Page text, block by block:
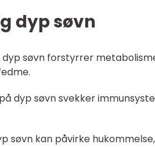
dyp søvn
søvn forstyrrer
dyp søvn svekker
søvn kan påvirke